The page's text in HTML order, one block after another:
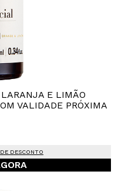
E LIMÃO
VALIDADE PRÓXIMA
DESCONTO